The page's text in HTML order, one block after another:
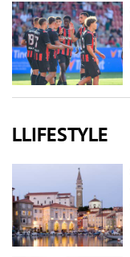
LLIFESTYLE